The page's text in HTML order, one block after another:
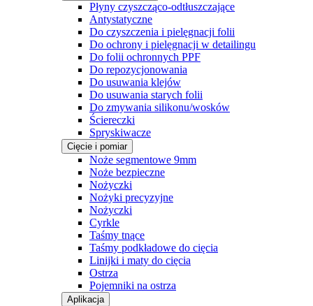
Płyny czyszcząco-odtłuszczające
Antystatyczne
Do czyszczenia i pielęgnacji folii
Do ochrony i pielęgnacji w detailingu
Do folii ochronnych PPF
Do repozycjonowania
Do usuwania klejów
Do usuwania starych folii
Do zmywania silikonu/wosków
Ściereczki
Spryskiwacze
Cięcie i pomiar
Noże segmentowe 9mm
Noże bezpieczne
Nożyczki
Nożyki precyzyjne
Nożyczki
Cyrkle
Taśmy tnące
Taśmy podkładowe do cięcia
Linijki i maty do cięcia
Ostrza
Pojemniki na ostrza
Aplikacja